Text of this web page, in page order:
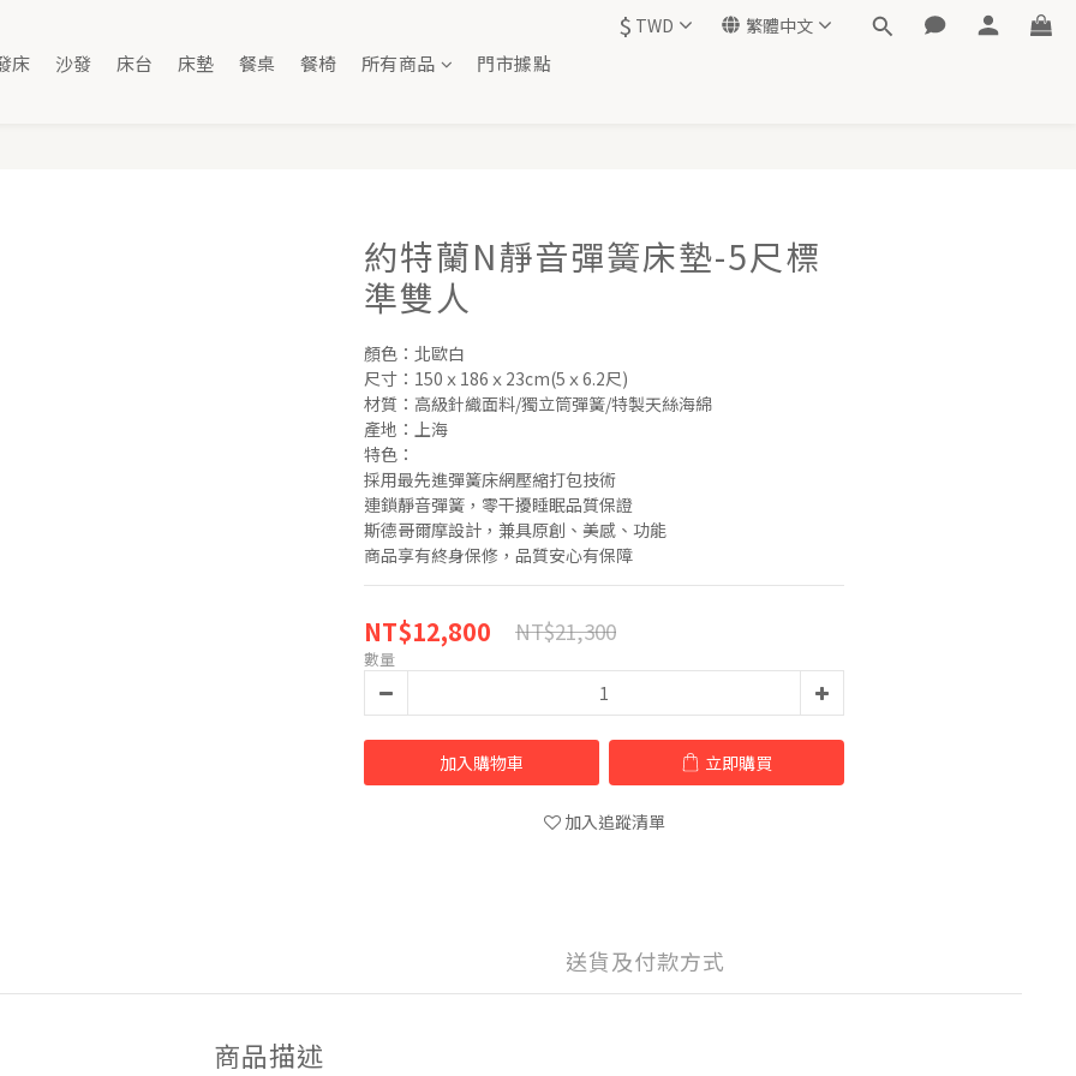
$ TWD 繁體中文
床 沙發 床台 床墊 餐桌 餐椅 所有商品 門市據點
約特蘭N靜音彈簧床墊-5尺標
準雙人
顏色：北歐白
尺寸：150ｘ186ｘ23cm(5ｘ6.2尺)
材質：高級針織面料/獨立筒彈簧/特製天絲海綿
產地：上海
特色：
採用最先進彈簧床網壓縮打包技術
連鎖靜音彈簧，零干擾睡眠品質保證
斯德哥爾摩設計，兼具原創、美感、功能
商品享有終身保修，品質安心有保障
NT$12,800 NT$21,300
數量
加入購物車 立即購買
加入追蹤清單
送貨及付款方式
商品描述